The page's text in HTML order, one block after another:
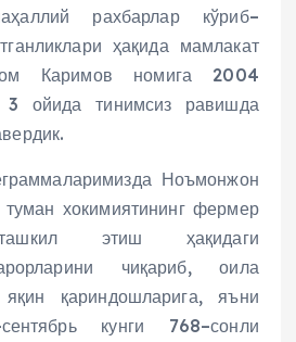
рахбарлар кўриб–
ҳақида мамлакат
Каримов номига 2004
3 ойида тинимсиз равишда
Ноъмонжон
хокимиятининг фермер
этиш ҳақидаги
чиқариб, оила
қариндошларига, яъни
кунги 768–сонли